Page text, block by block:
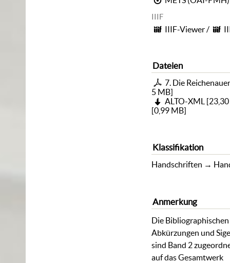
IIIF
IIIF-Viewer/
Dateien
7. Die
5 MB]
ALTO-XML [
[0,99 MB]
Klassifikation
Handschriften →
Anmerkung
Die
Abkürzungen und
sind Band 2
auf das Gesamtwerk